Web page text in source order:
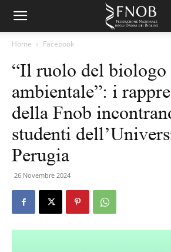
Home Facebook
“Il ruolo del
ambientale”: i
della Fnob
studenti
Perugia
26 Novembre 2024